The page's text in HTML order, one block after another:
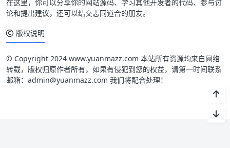
在这里，你可以分享你的网站源码、学习其他开发者的代码、参与讨
论和提出建议，还可以结交志同道合的朋友。
版权说明
© Copyright 2024 www.yuanmazz.com 本站所有资源均来自网络
转载，版权归原作者所有，如果有侵犯到您的权益，请第一时间联系
邮箱：admin@yuanmazz.com 我们将配合处理！